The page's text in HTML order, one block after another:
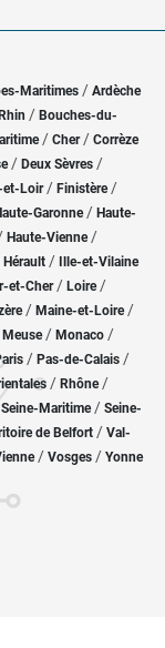
Maritimes / Ardèche
/ Bouches-du-
/ Cher / Corrèze
/ Deux Sèvres /
et-Loir / Finistère/
Garonne/ Haute-
Haute-Vienne/
Hérault / Ille-et-Vilaine
et-Cher/ Loire/
/ Maine-et-Loire/
Meuse/ Monaco /
/ Pas-de-Calais /
/ Rhône/
Seine-Maritime/ Seine-
de Belfort / Val-
/ Vosges / Yonne